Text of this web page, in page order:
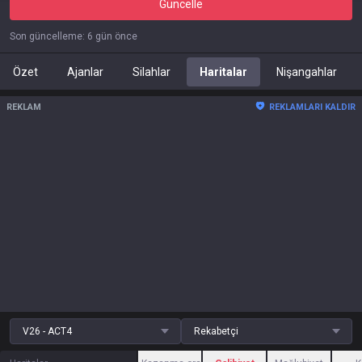
Güncelle
Son güncelleme: 6 gün önce
Özet Ajanlar Silahlar Haritalar Nişangahlar
REKLAM REKLAMLARI KALDIR
V26 - ACT4 Rekabetçi